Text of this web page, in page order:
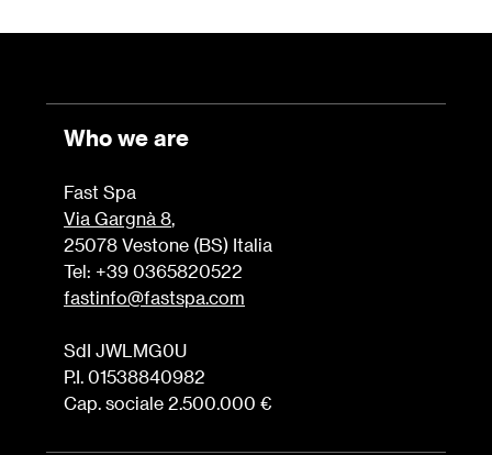
Who we are
Fast Spa
Via Gargnà 8,
25078 Vestone (BS) Italia
Tel: +39 0365820522
fastinfo@fastspa.com
SdI JWLMG0U
P.I. 01538840982
Cap. sociale 2.500.000 €